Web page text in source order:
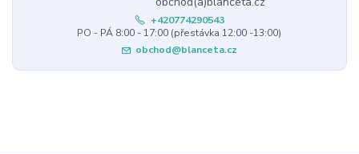
+420774290543
PO - PÁ 8:00 - 17:00 (přestávka 12:00 -13:00)
obchod@blanceta.cz